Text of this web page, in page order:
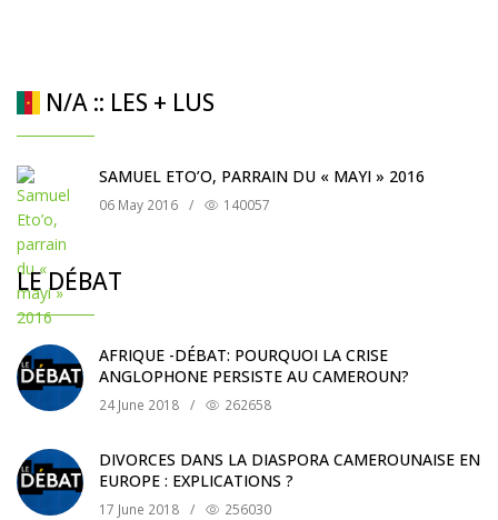
N/A :: LES + LUS
SAMUEL ETO’O, PARRAIN DU « MAYI » 2016
06 May 2016 / 140057
LE DÉBAT
AFRIQUE -DÉBAT: POURQUOI LA CRISE
ANGLOPHONE PERSISTE AU CAMEROUN?
24 June 2018 / 262658
DIVORCES DANS LA DIASPORA CAMEROUNAISE EN
EUROPE : EXPLICATIONS ?
17 June 2018 / 256030